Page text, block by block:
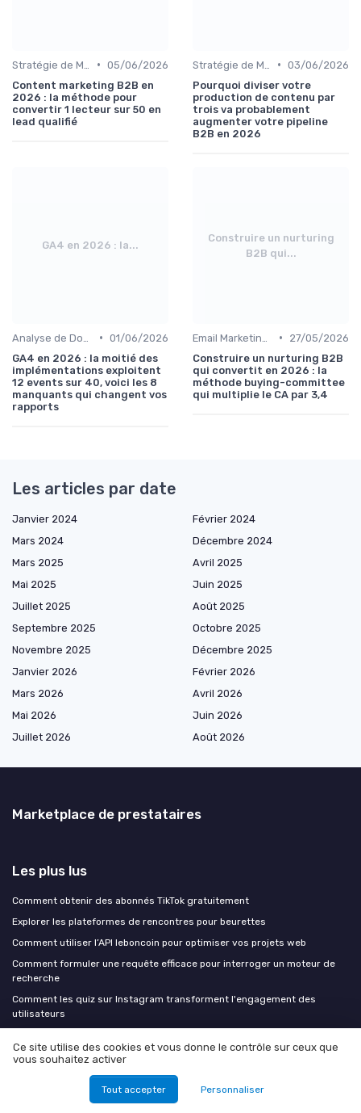
• 05/06/2026
Content marketing B2B en
2026 : la méthode pour
convertir 1 lecteur sur 50 en
lead qualifié
• 03/06/2026
Pourquoi diviser votre
production de contenu par
trois va probablement
augmenter votre pipeline
B2B en 2026
GA4 en 2026 : la...
• 01/06/2026
GA4 en 2026 : la moitié des
implémentations exploitent
12 events sur 40, voici les 8
manquants qui changent vos
rapports
Construire un nurturing
B2B qui...
•
27/05/2026
Construire un nurturing B2B
qui convertit en 2026 : la
méthode buying-committee
qui multiplie le CA par 3,4
Les articles par date
Janvier 2024
Février 2024
Mars 2024
Décembre 2024
Mars 2025
Avril 2025
Mai 2025
Juin 2025
Juillet 2025
Août 2025
Septembre 2025
Octobre 2025
Novembre 2025
Décembre 2025
Janvier 2026
Février 2026
Mars 2026
Avril 2026
Mai 2026
Juin 2026
Juillet 2026
Août 2026
Marketplace de prestataires
Les plus lus
Comment obtenir des abonnés TikTok gratuitement
Explorer les plateformes de rencontres pour beurettes
Comment utiliser l’API leboncoin pour optimiser vos projets web
Comment formuler une requête efficace pour interroger un moteur de
recherche
Comment les quiz sur Instagram transforment l'engagement des
utilisateurs
Les derniers articles
SEO B2B et intent data : aligner vos contenus sur les signaux d'achat
plutôt que sur les volumes de recherche
Ce site utilise des cookies et vous donne le contrôle sur ceux que
vous souhaitez activer
Tout accepter Personnaliser